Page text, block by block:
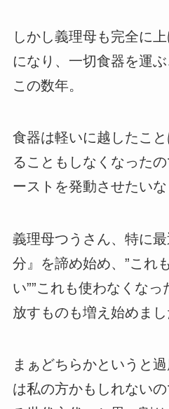
しかし義理母も完全に
になり、一切食器を運
この数年。
食器は軽いに越したこ
ることもしなくなった
ーストを発動させたいな
義理母つうさん、特に
分』を諦め始め、”これ
い””これも使わなくな
放すものも増え始めまし
まぁどちらかというと
は私の方かもしれない